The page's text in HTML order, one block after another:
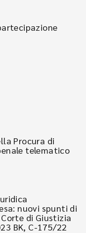
Procura di
telematico
nuovi spunti di
di Giustizia
BK, C-175/22